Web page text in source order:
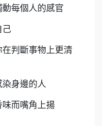
每個人的感官
己
判斷事物上更清
身邊的人
而嘴角上揚